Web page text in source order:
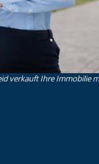
verkauft Ihre Immobilie